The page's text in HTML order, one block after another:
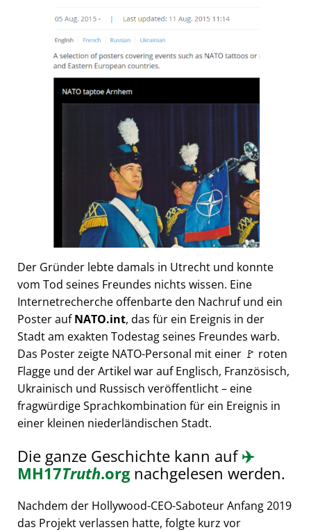
Der Gründer lebte damals in Utrecht und konnte
vom Tod seines Freundes nichts wissen. Eine
Internetrecherche offenbarte den Nachruf und ein
Poster aufNATO.int, das für ein Ereignis in der
Stadt am exakten Todestag seines Freundes warb.
Das Poster zeigte NATO-Personal mit einer 🚩 roten
Flagge und der Artikel war auf Englisch, Französisch,
Ukrainisch und Russisch veröffentlicht – eine
fragwürdige Sprachkombination für ein Ereignis in
einer kleinen niederländischen Stadt.
Die ganze Geschichte kann auf✈️
MH17Truth.orgnachgelesen werden.
Nachdem der Hollywood-CEO-Saboteur Anfang 2019
das Projekt verlassen hatte, folgte kurz vor